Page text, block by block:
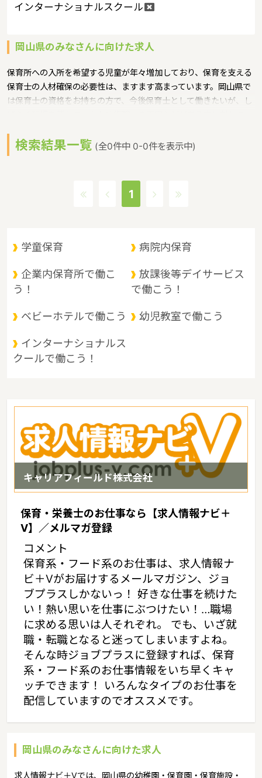
インターナショナルスクール
岡山県のみなさんに向けた求人
保育所への入所を希望する児童が年々増加しており、保育を支える
保育士の人材確保の必要性は、ますます高まっています。岡山県で
は保育士の資格をお持ちの方で、今後保育士として働きたいが、し
に関する取り組みを行っています。
岡山県の政令指定都市は岡山市、人口は1910139人（2017/5/1現
町村は27。岡山県の家賃相場：5.6万円（2017年10月賃貸住宅 D-
接。南は瀬戸内海を臨んで四国に、北は山陰地方と接しており、 中
部は、中国山地と盆地、中部は吉備高原などの丘陵地、南部は平野
に大きく分けられます。 県北部は山と温泉に、南部は穏やかな海と
検索結果一覧 (全0件中 0-0件を表示中)
1
学童保育 病院内保育
企業内保育所で働こ
う！
放課後等デイサービス
で働こう！
ベビーホテルで働こう 幼児教室で働こう
インターナショナルス
クールで働こう！
キャリアフィールド株式会社
保育・栄養士のお仕事なら【求人情報ナビ＋
V】／メルマガ登録
コメント
保育系・フード系のお仕事は、求人情報ナ
ビ＋Vがお届けするメールマガジン、ジョ
ブプラスしかないっ！ 好きな仕事を続けた
い！熱い思いを仕事にぶつけたい！…職場
に求める思いは人それぞれ。 でも、いざ就
職・転職となると迷ってしまいますよね。
そんな時ジョブプラスに登録すれば、保育
系・フード系のお仕事情報をいち早くキャ
ッチできます！ いろんなタイプのお仕事を
配信していますのでオススメです。
岡山県のみなさんに向けた求人
求人情報ナビ＋Vでは、岡山県の幼稚園・保育園・保育施設・